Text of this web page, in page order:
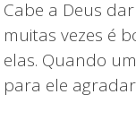
Cabe a Deus
muitas vezes é
elas. Quando
para ele